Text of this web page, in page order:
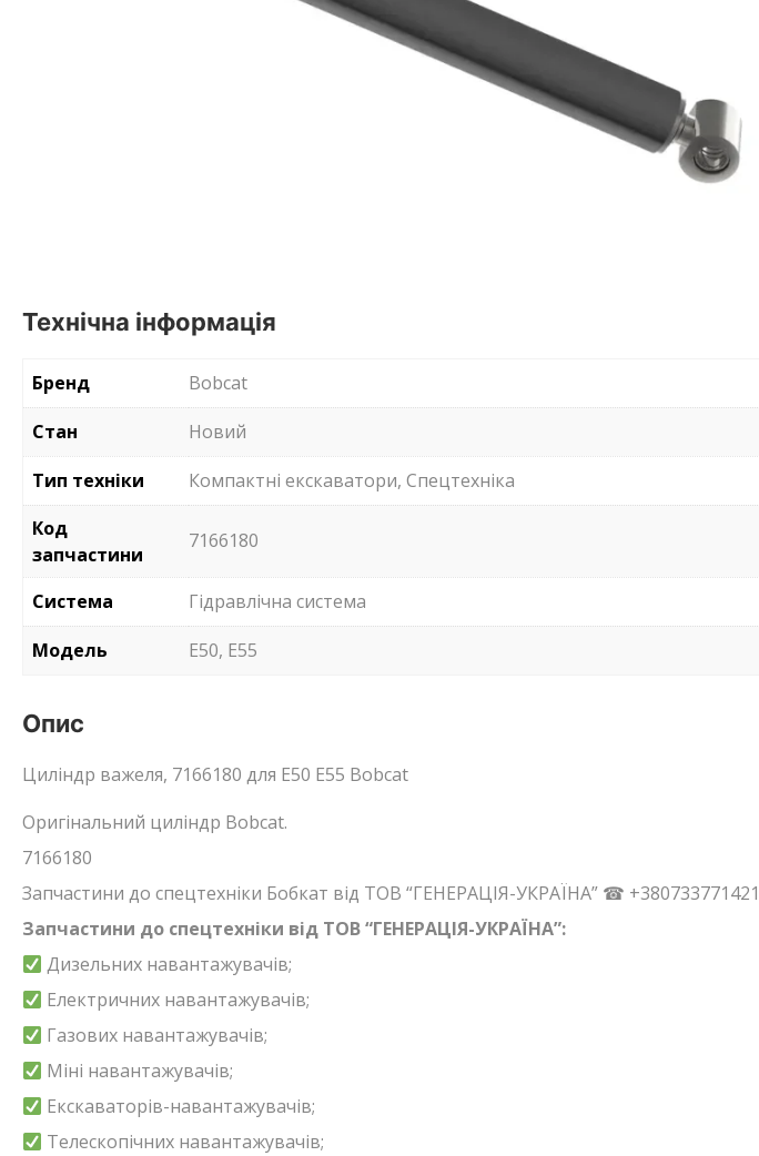
Технічна інформація
Бренд
Bobcat
Стан
Новий
Тип техніки
Компактні екскаватори, Спецтехніка
Код
запчастини
7166180
Система
Гідравлічна система
Модель
E50, E55
Опис
Циліндр важеля, 7166180 для E50 E55 Bobcat
Оригінальний циліндр Bobcat.
7166180
Запчастини до спецтехніки Бобкат від ТОВ “ГЕНЕРАЦІЯ-УКРАЇНА” ☎ +380733771421
Запчастини до спецтехніки від ТОВ “ГЕНЕРАЦІЯ-УКРАЇНА”:
Дизельних навантажувачів;
Електричних навантажувачів;
Газових навантажувачів;
Міні навантажувачів;
Екскаваторів-навантажувачів;
Телескопічних навантажувачів;